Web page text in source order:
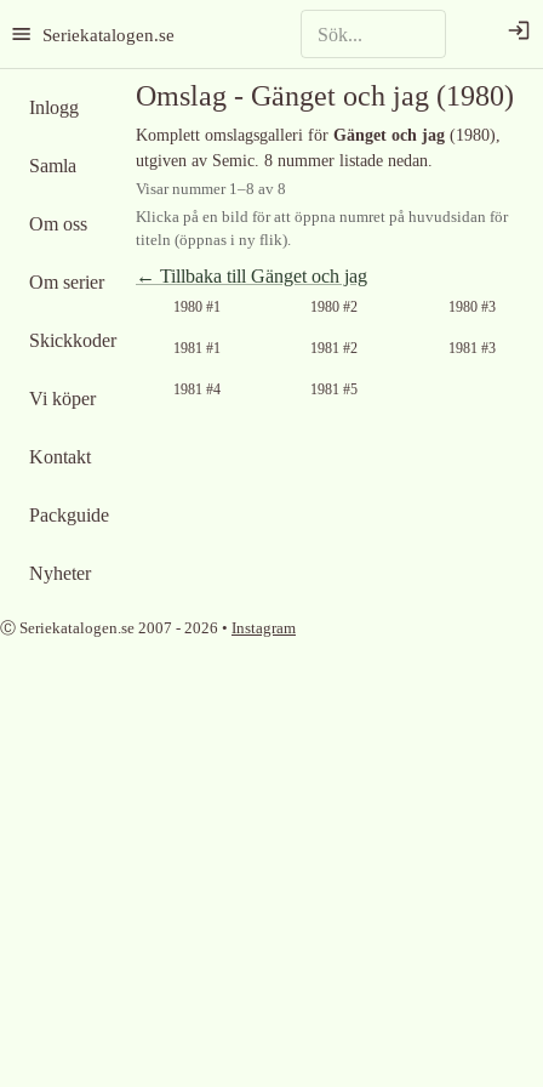
Seriekatalogen.se
Inlogg
Samla
Om oss
Om serier
Skickkoder
Vi köper
Kontakt
Packguide
Nyheter
Omslag - Gänget och jag (1980)
Komplett omslagsgalleri för Gänget och jag (1980),
utgiven av Semic. 8 nummer listade nedan.
Visar nummer 1–8 av 8
Klicka på en bild för att öppna numret på huvudsidan för
titeln (öppnas i ny flik).
← Tillbaka till Gänget och jag
1980 #1 1980 #2 1980 #3
1981 #1 1981 #2 1981 #3
1981 #4 1981 #5
Ⓒ Seriekatalogen.se 2007 - 2026 • Instagram